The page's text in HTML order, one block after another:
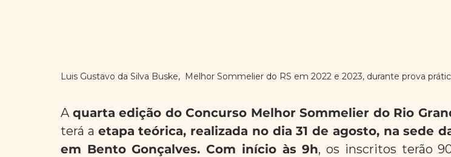
Luis Gustavo da Silva Buske,  Melhor Sommelier do RS em 2022 e 2023, durante prova
A quarta edição do Concurso Melhor Sommelier do Rio
terá a etapa teórica, realizada no dia 31 de agosto, na sede
em Bento Gonçalves. Com início às 9h, os inscritos terão